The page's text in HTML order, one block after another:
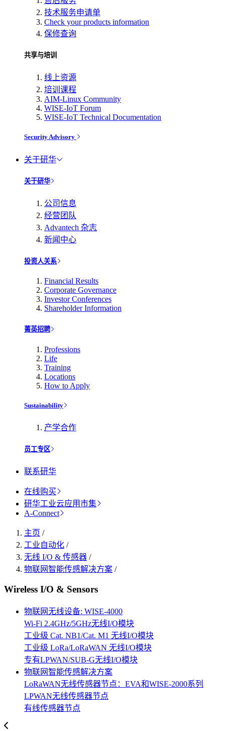
技术服务申请单
Check your products information
保修查询
共享与培训
线上资源
培训课程
AIM-Linux Community
WISE-IoT Forum
WISE-IoT Technical Documentation
Security Advisory
关于研华
关于研华
公司信息
经营团队
Advantech 杂志
新闻中心
投资人关系
Financial Results
Corporate Governance
Investor Conferences
Shareholder Information
菁英招聘
Professions
Life
Training
Locations
How to Apply
Sustainability
产学合作
员工专区
联系研华
在线购买
研华工业云应用市集
A-Connect
主页 /
工业自动化 /
无线 I/O & 传感器 /
物联网智能传感解决方案 /
Wireless I/O & Sensors
物联网无线设备: WISE-4000
Wi-Fi 2.4GHz/5GHz无线I/O模块
工业级 Cat. NB1/Cat. M1 无线I/O模块
工业级 LoRa/LoRaWAN 无线I/O模块
专有LPWAN/SUB-G无线I/O模块
物联网智能传感解决方案
LoRaWAN无线传感器节点：EVA和WISE-2000系列
LPWAN无线传感器节点
有线传感器节点